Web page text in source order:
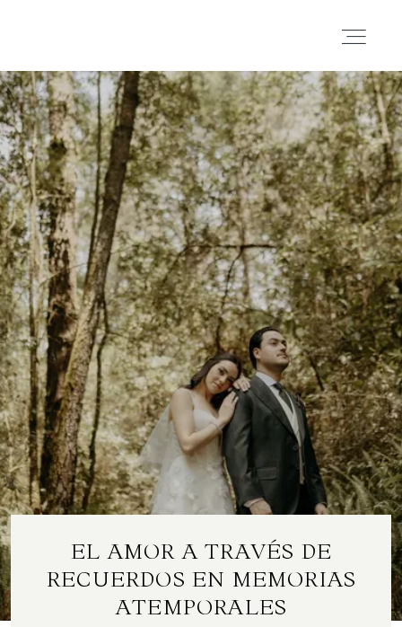
Portafolio
Historias
Cortometrajes
Acerca
Blog
Contacto
ES
EL AMOR A TRAVÉS DE
RECUERDOS EN MEMORIAS
ATEMPORALES